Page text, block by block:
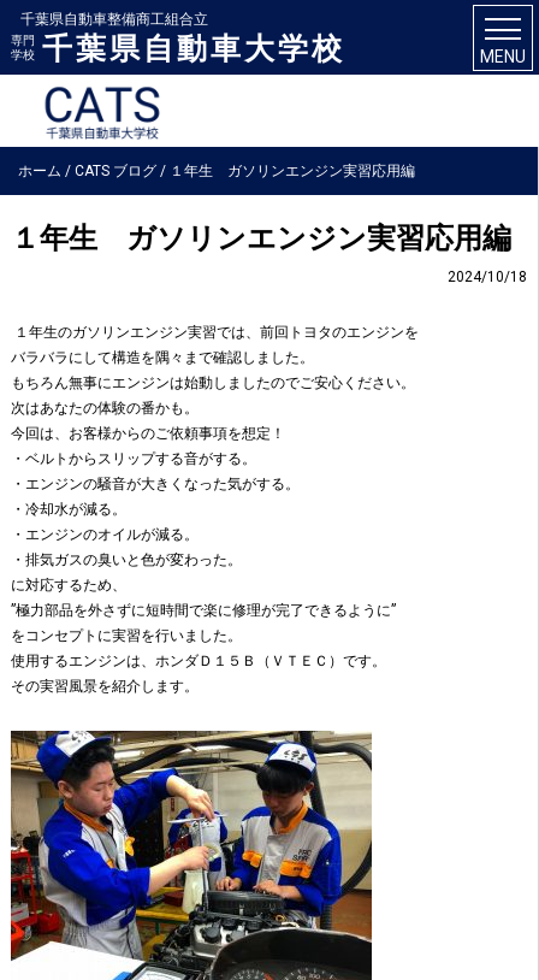
ホーム / CATS ブログ / １年生 ガソリンエンジン実習応用編
千葉県自動車整備商工組合立
専門
学校 千葉県自動車大学校 MENU
１年生 ガソリンエンジン実習応用編
2024/10/18
１年生のガソリンエンジン実習では、前回トヨタのエンジンを
バラバラにして構造を隅々まで確認しました。
もちろん無事にエンジンは始動しましたのでご安心ください。
次はあなたの体験の番かも。
今回は、お客様からのご依頼事項を想定！
・ベルトからスリップする音がする。
・エンジンの騒音が大きくなった気がする。
・冷却水が減る。
・エンジンのオイルが減る。
・排気ガスの臭いと色が変わった。
に対応するため、
”極力部品を外さずに短時間で楽に修理が完了できるように”
をコンセプトに実習を行いました。
使用するエンジンは、ホンダＤ１５Ｂ（ＶＴＥＣ）です。
その実習風景を紹介します。